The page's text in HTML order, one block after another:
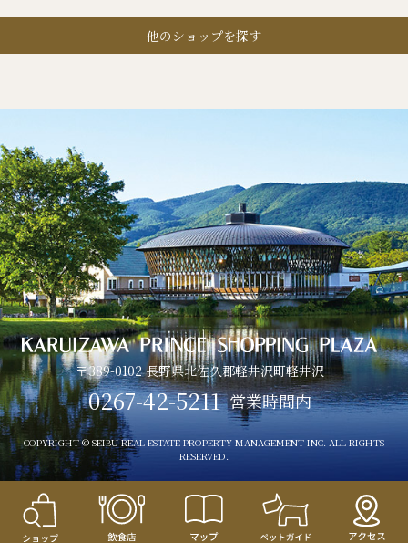
他のショップを探す
〒389-0102 長野県北佐久郡軽井沢町軽井沢
0267-42-5211 営業時間内
COPYRIGHT © SEIBU REAL ESTATE PROPERTY MANAGEMENT INC. ALL RIGHTS
RESERVED.